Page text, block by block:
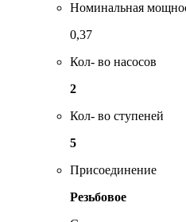
Номинальная
0,37
Кол- во насосов
2
Кол- во ступеней
5
Присоединение
Резьбовое